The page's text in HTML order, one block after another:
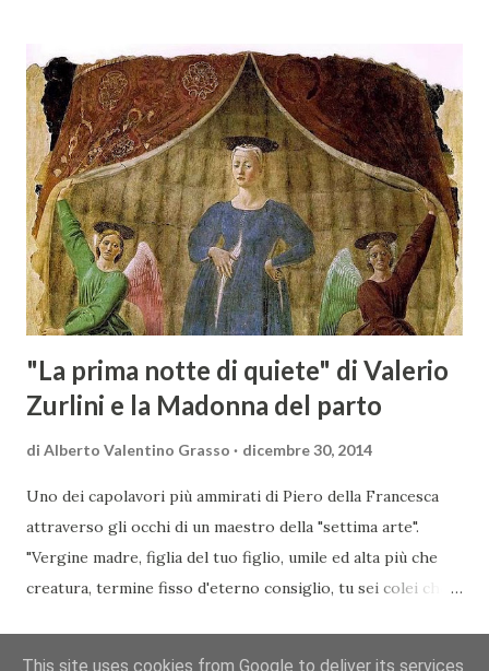
territorio maremmano: Consorzio Tutela Vini della
Maremma Toscana, del Montecucco e del Morellino di
Scansano. Scopo dell’iniziativa è stato quello di promuovere
le eccellenze vitivinicole della regione in Austria, un
mercato dove il potenziale di crescita è ancora molto alto,
assistendo i produttori nella creazione di contatti
commerciali con gli operatori locali. Gli organizzatori
dell’evento, Christian Bauer, austriaco ed esperto di vini e
conoscitore dei mercati di lingua tedes...
"La prima notte di quiete" di Valerio
Zurlini e la Madonna del parto
di Alberto Valentino Grasso dicembre 30, 2014
Uno dei capolavori più ammirati di Piero della Francesca
attraverso gli occhi di un maestro della "settima arte".
"Vergine madre, figlia del tuo figlio, umile ed alta più che
creatura, termine fisso d'eterno consiglio, tu sei colei che
CONDIVIDI POSTA UN COMMENTO READ MORE »
This site uses cookies from Google to deliver its services